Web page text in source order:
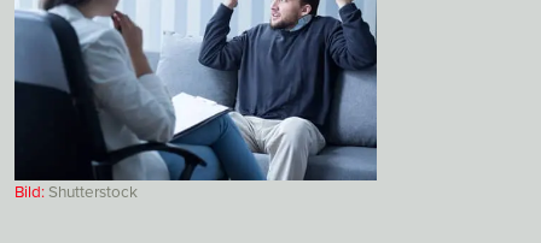
Bild:Shutterstock